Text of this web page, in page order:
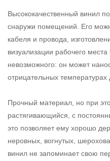
Высококачественный винил
снаружи помещений. Его
кабеля и провода,
визуализации рабочего
невозможного: он может
отрицательных температурах
Прочный материал, но при
растягивающийся, с
это позволяет ему хорошо
неровных, вогнутых,
винил не запоминает свою